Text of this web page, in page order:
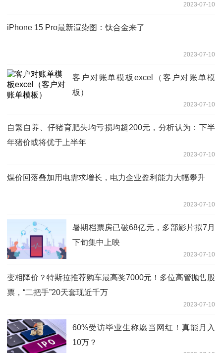
2023-07-10
iPhone 15 Pro最新渲染图：钛合金来了
2023-07-10
客户对账单模板excel（客户对账单模
板）
2023-07-10
自繁自养、仔猪育肥头均亏损均超200元，分析认为：下半
年猪价或将优于上半年
2023-07-10
煤价回落叠加用电需求增长，电力企业盈利能力大幅攀升
2023-07-10
暑期档票房已破68亿元，多部影片拟7月
下旬集中上映
2023-07-10
变相降价？特斯拉推荐购车最高奖7000元！多位高管抛售股
票，“二把手”20天套现近千万
2023-07-10
60%受访毕业生称愿当网红！真能月入
10万？